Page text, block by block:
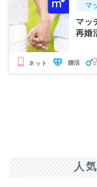
マ
マッ
再婚
ネット 婚活
人